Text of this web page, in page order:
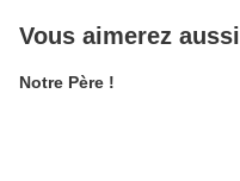
Vous aimerez aussi
Notre Père !